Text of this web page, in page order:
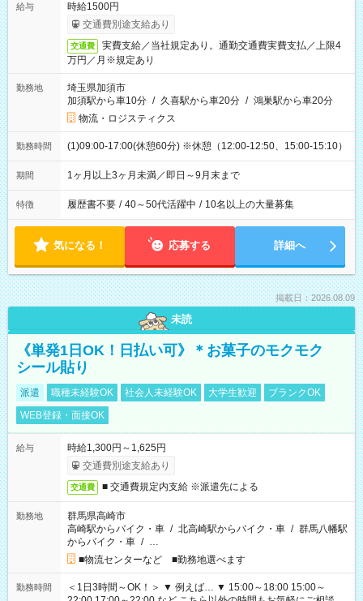
給与
時給1500円
交通費別途支給あり
交通費
実費支給／当社規定あり。通勤交通費実費支払／上限4
万円／月※規定あり
勤務地
埼玉県加須市
加須駅から車10分 / 久喜駅から車20分 / 鴻巣駅から車20分
物流・ロジスティクス
勤務時間 (1)09:00-17:00(休憩60分) ※休憩（12:00-12:50、15:00-15:10）
期間 1ヶ月以上3ヶ月未満／即日～9月末まで
特徴 履歴書不要 / 40～50代活躍中 / 10名以上の大量募集
気になる！ 応募する 詳細へ
掲載日：2026.08.09
未読
《単発1日OK！日払い可》＊お菓子のモクモク
シール貼り
派遣 職種未経験OK 社会人未経験OK 大学生歓迎
ブランクOK
WEB登録・面接OK
給与
時給1,300円～1,625円
交通費別途支給あり
交通費 ■ 交通費規定内支給 ※派遣先による
勤務地
群馬県高崎市
高崎駅からバイク・車 / 北高崎駅からバイク・車 / 群馬八幡駅
からバイク・車 / …
■物流センターなど ■勤務地選べます
勤務時間
＜1日3時間～OK！＞ ▼ 例えば… ▼ 15:00～18:00 15:00～